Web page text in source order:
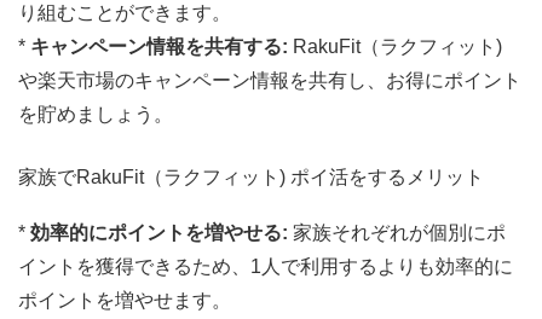
り組むことができます。
* キャンペーン情報を共有する: RakuFit（ラクフィット)
や楽天市場のキャンペーン情報を共有し、お得にポイント
を貯めましょう。
家族でRakuFit（ラクフィット) ポイ活をするメリット
* 効率的にポイントを増やせる: 家族それぞれが個別にポ
イントを獲得できるため、1人で利用するよりも効率的に
ポイントを増やせます。